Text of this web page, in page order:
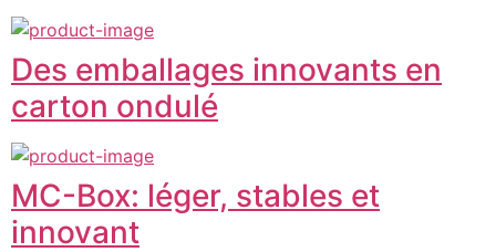
Des emballages innovants en
carton ondulé
MC-Box: léger, stables et
innovant